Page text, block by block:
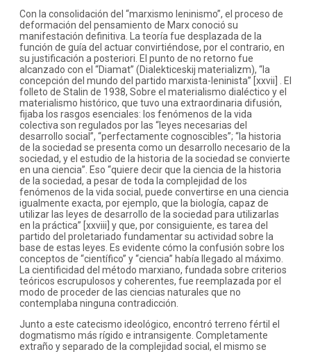
Con la consolidación del “marxismo leninismo”, el proceso de
deformación del pensamiento de Marx conoció su
manifestación definitiva. La teoría fue desplazada de la
función de guía del actuar convirtiéndose, por el contrario, en
su justificación a posteriori. El punto de no retorno fue
alcanzado con el “Diamat” (Dialekticeskij materializm), “la
concepción del mundo del partido marxista-leninista” [xxvii] . El
folleto de Stalin de 1938, Sobre el materialismo dialéctico y el
materialismo histórico, que tuvo una extraordinaria difusión,
fijaba los rasgos esenciales: los fenómenos de la vida
colectiva son regulados por las “leyes necesarias del
desarrollo social”, “perfectamente cognoscibles”; “la historia
de la sociedad se presenta como un desarrollo necesario de la
sociedad, y el estudio de la historia de la sociedad se convierte
en una ciencia”. Eso “quiere decir que la ciencia de la historia
de la sociedad, a pesar de toda la complejidad de los
fenómenos de la vida social, puede convertirse en una ciencia
igualmente exacta, por ejemplo, que la biología, capaz de
utilizar las leyes de desarrollo de la sociedad para utilizarlas
en la práctica” [xxviii] y que, por consiguiente, es tarea del
partido del proletariado fundamentar su actividad sobre la
base de estas leyes. Es evidente cómo la confusión sobre los
conceptos de “científico” y “ciencia” había llegado al máximo.
La cientificidad del método marxiano, fundada sobre criterios
teóricos escrupulosos y coherentes, fue reemplazada por el
modo de proceder de las ciencias naturales que no
contemplaba ninguna contradicción.
Junto a este catecismo ideológico, encontró terreno fértil el
dogmatismo más rígido e intransigente. Completamente
extraño y separado de la complejidad social, el mismo se